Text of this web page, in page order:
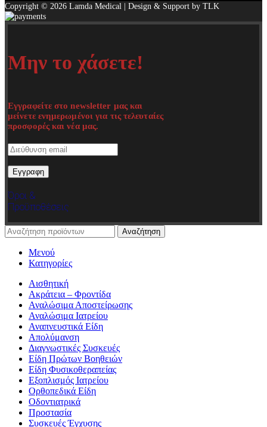
Copyright © 2026 Lamda Medical | Design & Support by TLK
Μην το χάσετε!
Εγγραφείτε στο newsletter μας και
μείνετε ενημερωμένοι για τις τελευταίες
προσφορές και νέα μας.
Όροι &
Προϋποθέσεις
Αναζήτηση
Μενού
Κατηγορίες
Αισθητική
Ακράτεια – Φροντίδα
Αναλώσιμα Αποστείρωσης
Αναλώσιμα Ιατρείου
Αναπνευστικά Είδη
Απολύμανση
Διαγνωστικές Συσκευές
Είδη Πρώτων Βοηθειών
Είδη Φυσικοθεραπείας
Εξοπλισμός Ιατρείου
Ορθοπεδικά Είδη
Οδοντιατρικά
Προστασία
Συσκευές Έγχυσης